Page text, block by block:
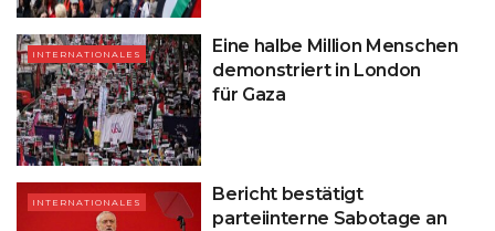
INTERNATIONALES
Eine halbe Million Menschen
demonstriert in London
für Gaza
INTERNATIONALES
Bericht bestätigt
parteiinterne Sabotage an